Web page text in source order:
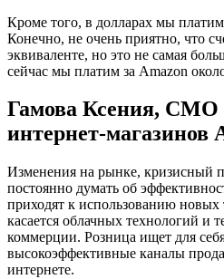
Кроме того, в долларах мы платим
Конечно, не очень приятно, что
эквиваленте, но это не самая
сейчас мы платим за Amazon
Гамова Ксения,
интернет-магазинов
Изменения на рынке, кризисный
постоянно думать об
приходят к использованию новых
касается облачных технологий и
коммерции. Розница ищет для
высокоэффективные каналы
интернете.